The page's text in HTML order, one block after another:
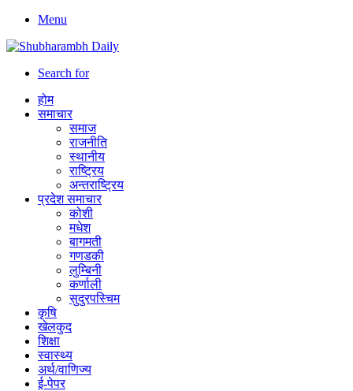
Menu
Search for
होम
समाचार
समाज
राजनीति
स्थानीय
राष्ट्रिय
अन्तराष्ट्रिय
प्रदेश समाचार
कोशी
मधेश
बागमती
गणडकी
लुम्बिनी
कर्णाली
सुदुरपस्चिम
कृषि
खेलकुद
शिक्षा
स्वास्थ्य
अर्थ/वाणिज्य
ई-पेपर